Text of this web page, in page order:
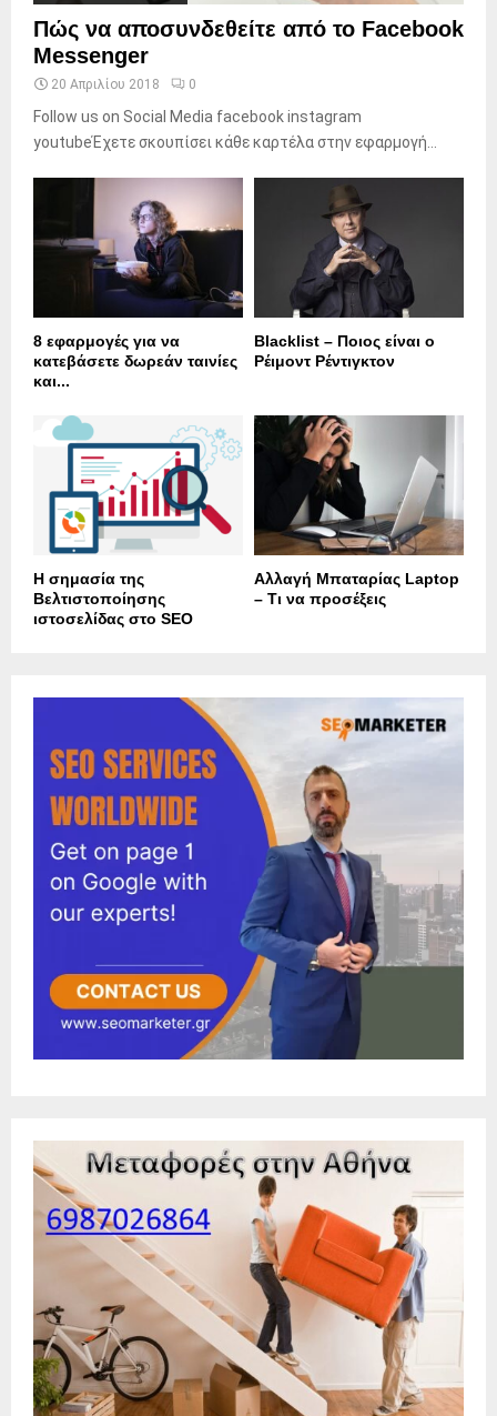
Πώς να αποσυνδεθείτε από το Facebook
Messenger
20 Απριλίου 2018 0
Follow us on Social Media facebook instagram
youtubeΈχετε σκουπίσει κάθε καρτέλα στην εφαρμογή...
8 εφαρμογές για να
κατεβάσετε δωρεάν ταινίες
και...
Blacklist – Ποιος είναι ο
Ρέιμοντ Ρέντιγκτον
Η σημασία της
Βελτιστοποίησης
ιστοσελίδας στο SEO
Αλλαγή Μπαταρίας Laptop
– Τι να προσέξεις